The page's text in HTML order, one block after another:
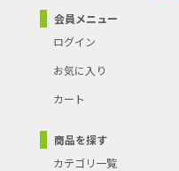
110F 1枚
・別売部品：電動ふとん吸口
●沖縄・離島への配送料金は
となりますのでご了承ください
発売年月日
ダストステーション付
本体重量
ブランド名(カナ・英語)
会員メニュー
ログイン
お気に入り
カート
商品を探す
カテゴリ一覧